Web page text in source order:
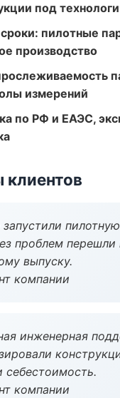
под
пилотные
производство
измерений
по РФ и ЕАЭС,
проблем перешли
выпуску.
компании
инженерная
себестоимость.
компании